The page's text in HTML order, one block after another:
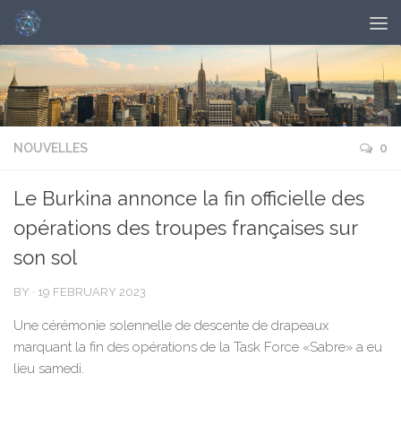
NOUVELLES 0
Le Burkina annonce la fin officielle des
opérations des troupes françaises sur
son sol
BY · 19 FEBRUARY 2023
Une cérémonie solennelle de descente de drapeaux
marquant la fin des opérations de la Task Force «Sabre» a eu
lieu samedi.